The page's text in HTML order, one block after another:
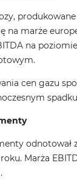
na marże
na
cen gazu
odnotował
Marża